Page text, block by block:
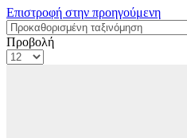
Επιστροφή στην προηγούμενη
Προβολή